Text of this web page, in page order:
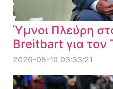
Ύμνοι Πλεύρη
Breitbart για τον
2026-08-10 03:33:21